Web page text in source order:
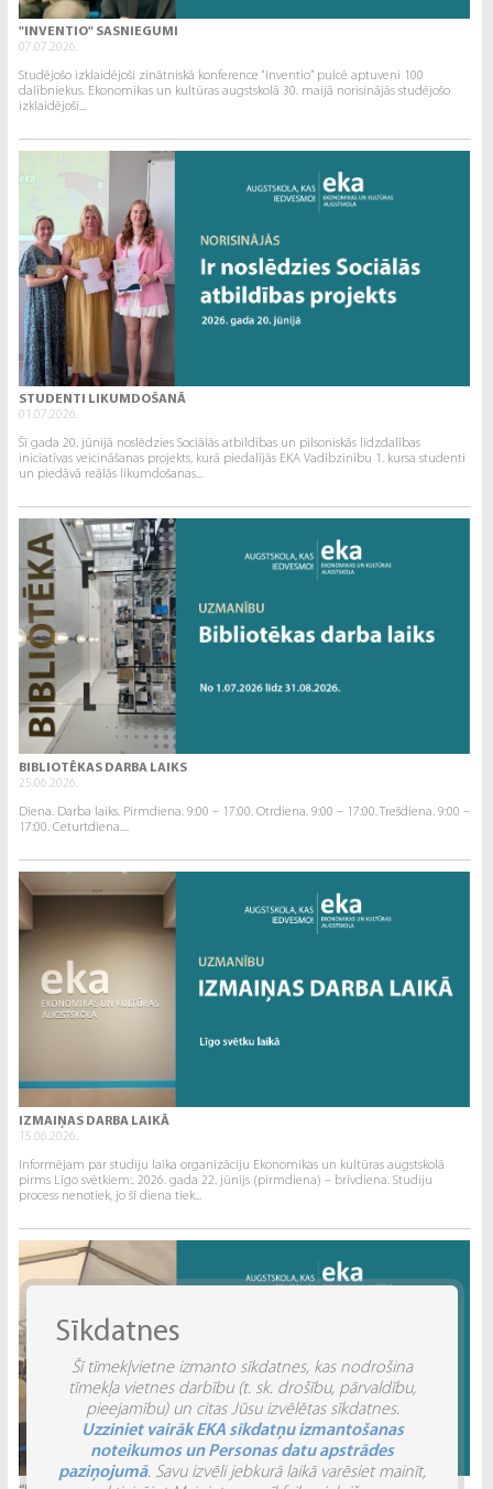
"INVENTIO" SASNIEGUMI
07.07.2026.
Studējošo izklaidējoši zinātniskā konference “Inventio” pulcē aptuveni 100
dalībniekus. Ekonomikas un kultūras augstskolā 30. maijā norisinājās studējošo
izklaidējoši...
STUDENTI LIKUMDOŠANĀ
01.07.2026.
Šī gada 20. jūnijā noslēdzies Sociālās atbildības un pilsoniskās līdzdalības
iniciatīvas veicināšanas projekts, kurā piedalījās EKA Vadībzinību 1. kursa studenti
un piedāvā reālās likumdošanas...
BIBLIOTĒKAS DARBA LAIKS
25.06.2026.
Diena. Darba laiks. Pirmdiena. 9:00 – 17:00. Otrdiena. 9:00 – 17:00. Trešdiena. 9:00 –
17:00. Ceturtdiena....
IZMAIŅAS DARBA LAIKĀ
15.06.2026.
Informējam par studiju laika organizāciju Ekonomikas un kultūras augstskolā
pirms Līgo svētkiem:. 2026. gada 22. jūnijs (pirmdiena) – brīvdiena. Studiju
process nenotiek, jo šī diena tiek...
Sīkdatnes
Šī tīmekļvietne izmanto sīkdatnes, kas nodrošina
tīmekļa vietnes darbību (t. sk. drošību, pārvaldību,
pieejamību) un citas Jūsu izvēlētas sīkdatnes.
Uzziniet vairāk EKA sīkdatņu izmantošanas
noteikumos un Personas datu apstrādes
paziņojumā. Savu izvēli jebkurā laikā varēsiet mainīt,